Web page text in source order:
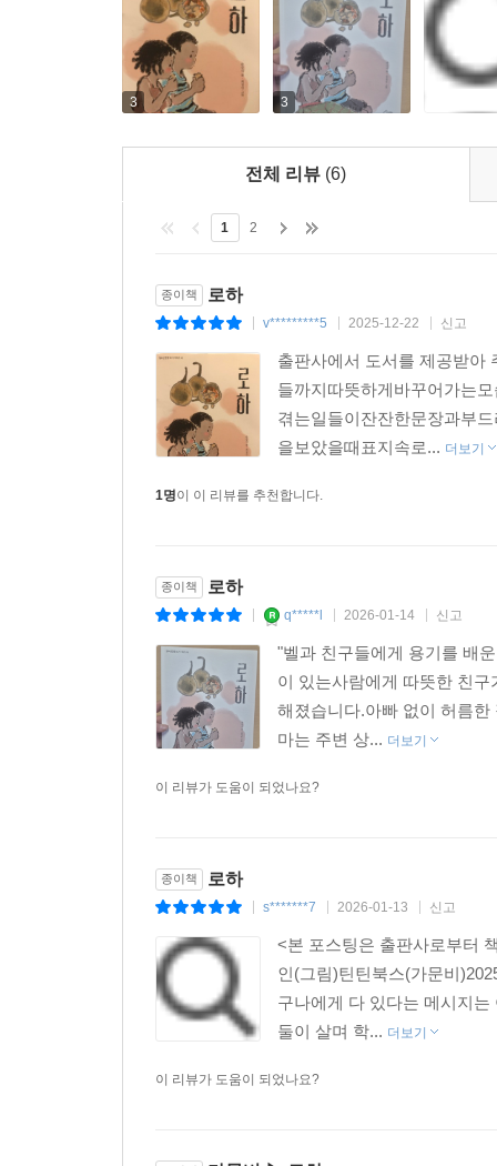
3 3
전체 리뷰 (6)
1 2
종이책 로하
v*********5 2025-12-22 신고
출판사에서 도서를 제공받아
들까지따뜻하게바꾸어가는
겪는일들이잔잔한문장과부
을보았을때표지속로... 더보기
1명이 이 리뷰를 추천합니다.
종이책 로하
q*****l 2026-01-14 신고
"벨과 친구들에게 용기를 배
이 있는사람에게 따뜻한 친
해졌습니다.아빠 없이 허름
마는 주변 상... 더보기
이 리뷰가 도움이 되었나요?
종이책 로하
s*******7 2026-01-13 신고
<본 포스팅은 출판사로부터
인(그림)틴틴북스(가문비
구나에게 다 있다는 메시지
둘이 살며 학... 더보기
이 리뷰가 도움이 되었나요?